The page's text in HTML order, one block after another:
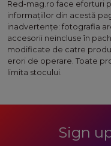
Red-mag.ro face eforturi
informaţiilor din acestă
inadvertenţe: fotografia
accesorii neincluse în
modificate de catre
erori de operare. Toate
limita stocului.
Sign